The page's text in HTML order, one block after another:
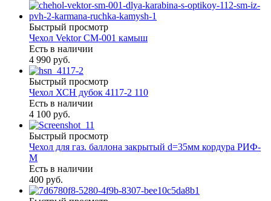
Быстрый просмотр
Чехол Vektor СМ-001 камыш
Есть в наличии
4 990 руб.
Быстрый просмотр
Чехол ХСН дубок 4117-2 110
Есть в наличии
4 100 руб.
Быстрый просмотр
Чехол для газ. баллона закрытый d=35мм кордура РИФ-
М
Есть в наличии
400 руб.